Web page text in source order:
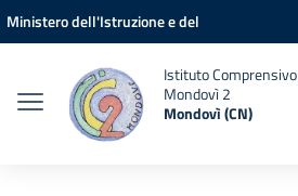
Vai ai contenuti
Vai al menu di navigazione
Vai al footer
Ministero dell'Istruzione e del
Istituto Comprensivo
Mondovì 2
Mondovì (CN)